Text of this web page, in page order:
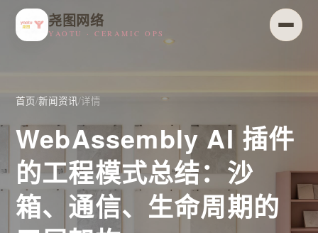
尧图网络
YAOTU · CERAMIC OPS
首页/新闻资讯/详情
WebAssembly AI 插件
的工程模式总结：沙
箱、通信、生命周期的